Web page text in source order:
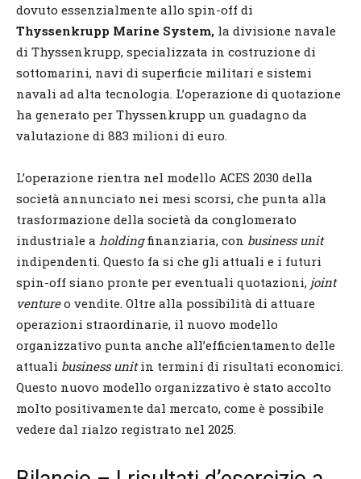
dovuto essenzialmente allo spin-off di
Thyssenkrupp Marine System, la divisione navale
di Thyssenkrupp, specializzata in costruzione di
sottomarini, navi di superficie militari e sistemi
navali ad alta tecnologia. L’operazione di quotazione
ha generato per Thyssenkrupp un guadagno da
valutazione di 883 milioni di euro.
L’operazione rientra nel modello ACES 2030 della
società annunciato nei mesi scorsi, che punta alla
trasformazione della società da conglomerato
industriale a holdingfinanziaria, con business unit
indipendenti. Questo fa si che gli attuali e i futuri
spin-off siano pronte per eventuali quotazioni, joint
ventureo vendite. Oltre alla possibilità di attuare
operazioni straordinarie, il nuovo modello
organizzativo punta anche all’efficientamento delle
attuali business unitin termini di risultati economici.
Questo nuovo modello organizzativo è stato accolto
molto positivamente dal mercato, come è possibile
vedere dal rialzo registrato nel 2025.